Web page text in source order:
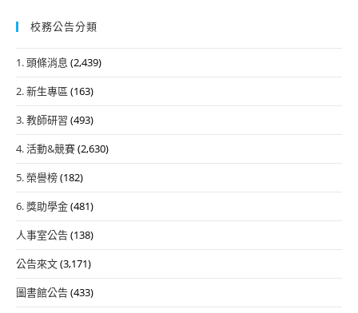
校務公告分類
1. 頭條消息 (2,439)
2. 新生專區 (163)
3. 教師研習 (493)
4. 活動&競賽(2,630)
5. 榮譽榜(182)
6. 獎助學金(481)
人事室公告(138)
公告來文(3,171)
圖書館公告(433)